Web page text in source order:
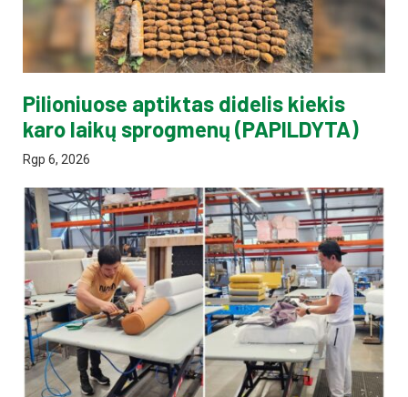
Pilioniuose aptiktas didelis kiekis
karo laikų sprogmenų (PAPILDYTA)
Rgp 6, 2026